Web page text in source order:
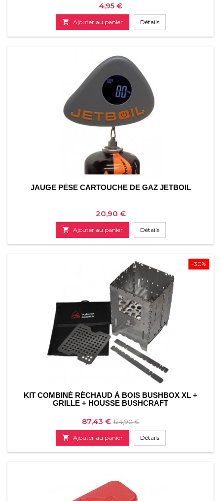
Prix
4,95 €
 Ajouter au panier Détails
JAUGE PÈSE CARTOUCHE DE GAZ JETBOIL
Prix
20,90 €
 Ajouter au panier Détails
-30%
KIT COMBINÉ RÉCHAUD À BOIS BUSHBOX XL +
GRILLE + HOUSSE BUSHCRAFT
Prix
87,43 € Prix
de
base
124,90 €
 Ajouter au panier Détails